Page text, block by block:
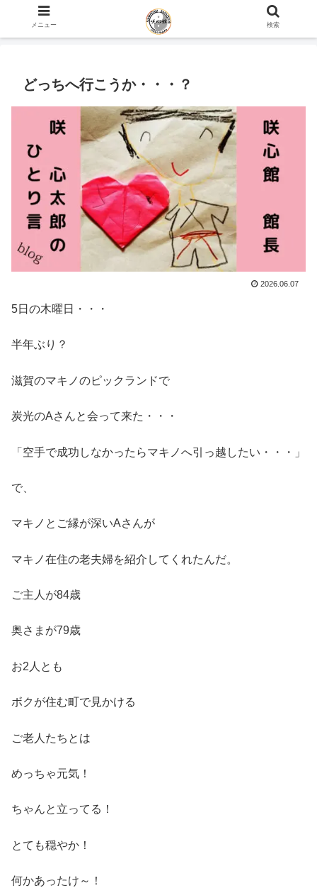
ホーム 咲心館 館長 咲 心太郎のひとり言 blog
どっちへ行こうか・・・？
2026.06.07
5日の木曜日・・・
半年ぶり？
滋賀のマキノのピックランドで
炭光のAさんと会って来た・・・
「空手で成功しなかったらマキノへ引っ越したい・・・」
で、
マキノとご縁が深いAさんが
マキノ在住の老夫婦を紹介してくれたんだ。
ご主人が84歳
奥さまが79歳
お2人とも
ボクが住む町で見かける
ご老人たちとは
めっちゃ元気！
ちゃんと立ってる！
とても穏やか！
何かあったけ～！
メニュー 検索